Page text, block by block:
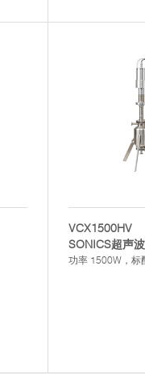
VCX1500HV
SONICS超声
功率 1500W，标